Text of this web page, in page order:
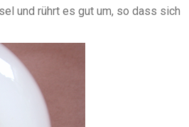
und rührt es gut um, so dass sich